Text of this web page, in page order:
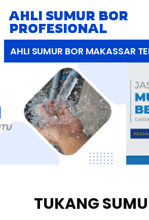
AHLI SUMUR BOR
PROFESIONAL
AHLI SUMUR BOR MAKASSAR
TUKANG